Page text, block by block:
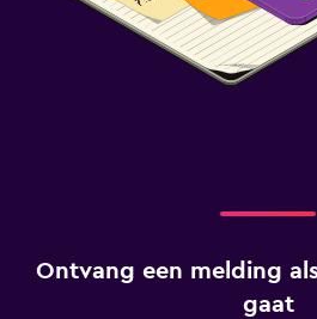
Ontvang een melding
gaat